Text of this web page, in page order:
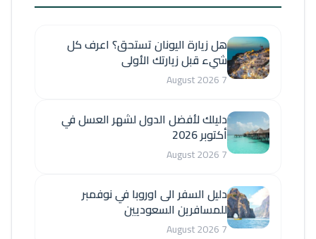
هل زيارة اليونان تستحق؟ اعرف كل
شيء قبل زيارتك الأولى
7 August 2026
دليلك لأفضل الدول لشهر العسل في
أكتوبر 2026
7 August 2026
دليل السفر الى اوروبا في نوفمبر
للمسافرين السعوديين
7 August 2026